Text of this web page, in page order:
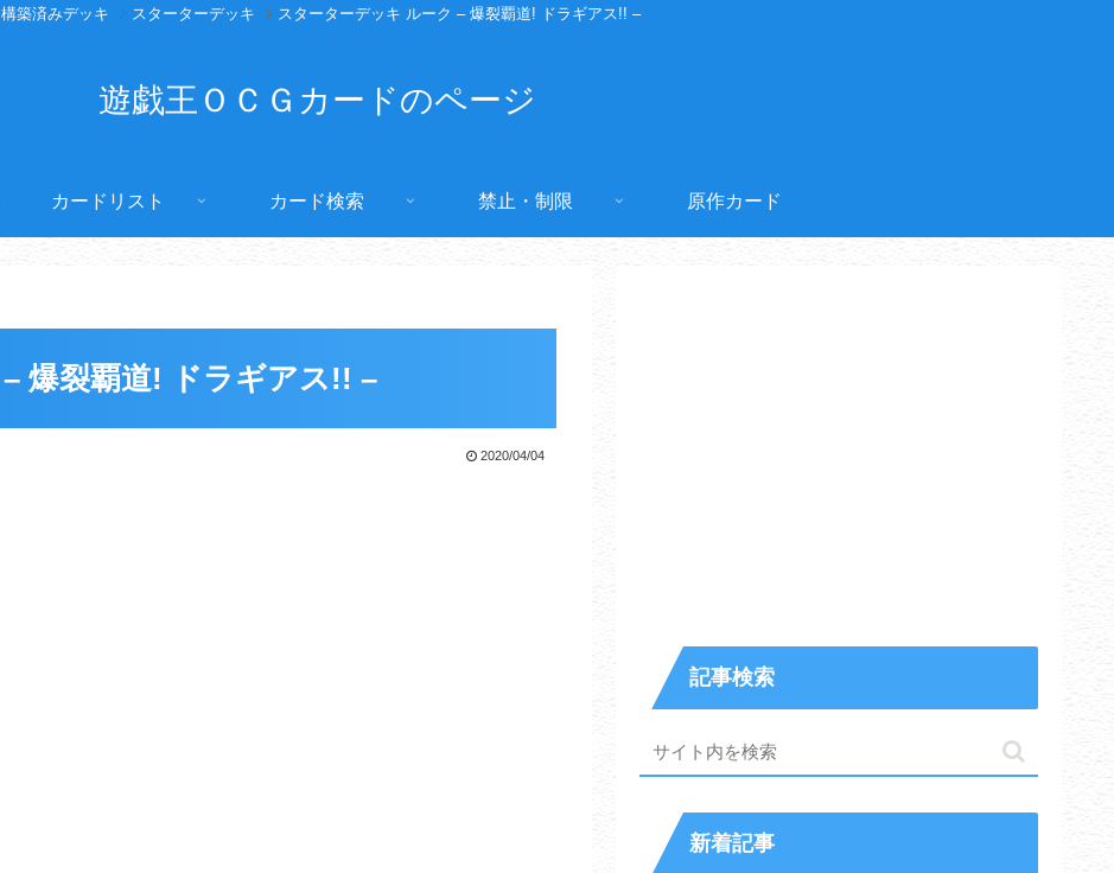
構築済みデッキ スターターデッキ スターターデッキ ルーク – 爆裂覇道! ドラギアス!! –
遊戯王ＯＣＧカードのページ
カードリスト カード検索 禁止・制限 原作カード
スターターデッキ ルーク – 爆裂覇道! ドラギアス!! –
2020/04/04
記事検索
新着記事